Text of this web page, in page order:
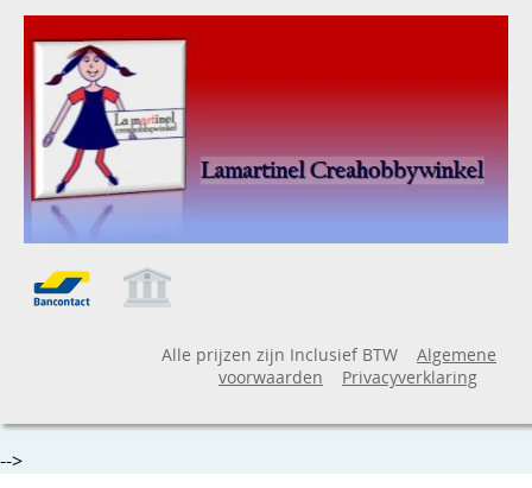
Alle prijzen zijn Inclusief BTW
Algemene
voorwaarden
Privacyverklaring
-->